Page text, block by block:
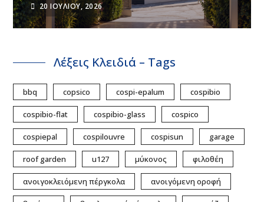
20 ΙΟΥΛΊΟΥ, 2026
Λέξεις Κλειδιά – Tags
bbq copsico cospi-epalum cospibio
cospibio-flat cospibio-glass cospico
cospiepal cospilouvre cospisun garage
roof garden u127 μύκονος φιλοθέη
ανοιγοκλειόμενη πέργκολα ανοιγόμενη οροφή